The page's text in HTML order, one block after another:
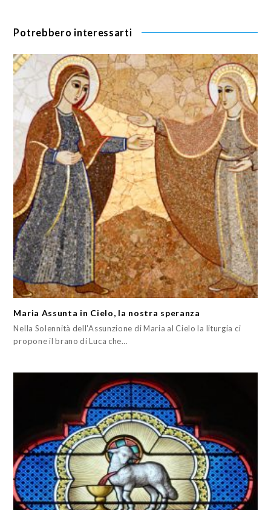
Potrebbero interessarti
Maria Assunta in Cielo, la nostra speranza
Nella Solennità dell'Assunzione di Maria al Cielo la liturgia ci
propone il brano di Luca che…